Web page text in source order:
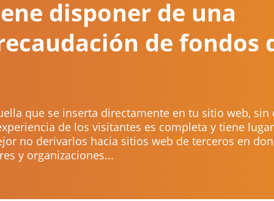
disponer de una
de fondos
que se inserta directamente en tu sitio web,
de los visitantes es completa y tiene
no derivarlos hacia sitios web de terceros en
y organizaciones...